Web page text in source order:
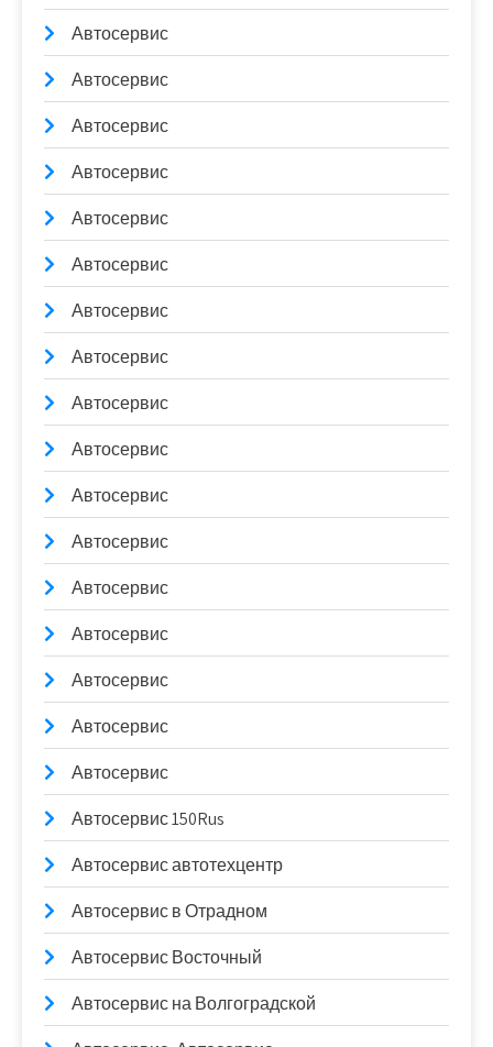
Автосервис
Автосервис
Автосервис
Автосервис
Автосервис
Автосервис
Автосервис
Автосервис
Автосервис
Автосервис
Автосервис
Автосервис
Автосервис
Автосервис
Автосервис
Автосервис
Автосервис
Автосервис 150Rus
Автосервис автотехцентр
Автосервис в Отрадном
Автосервис Восточный
Автосервис на Волгоградской